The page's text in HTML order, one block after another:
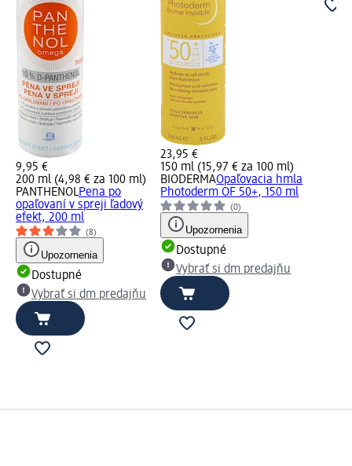
9,95 €
200 ml (4,98 € za 100 ml)
PANTHENOLPena po
opaľovaní v spreji ľadový
efekt, 200 ml
(8)
Upozornenia
Dostupné
Vybrať si dm predajňu
23,95 €
150 ml (15,97 € za 100 ml)
BIODERMAOpaľovacia hmla
Photoderm OF 50+, 150 ml
(0)
Upozornenia
Dostupné
Vybrať si dm predajňu